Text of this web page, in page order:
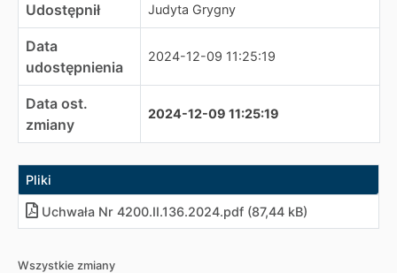
Udostępnił Judyta Grygny
Data
udostępnienia
2024-12-09 11:25:19
Data ost.
zmiany
2024-12-09 11:25:19
Pliki
Uchwała Nr 4200.II.136.2024.pdf (87,44 kB)
Wszystkie zmiany